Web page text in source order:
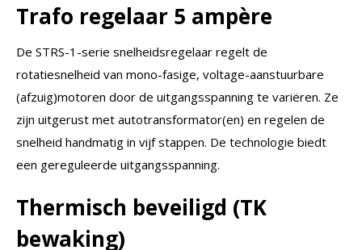
Trafo regelaar 5 ampère
De STRS-1-serie snelheidsregelaar regelt de
rotatiesnelheid van mono-fasige, voltage-aanstuurbare
(afzuig)motoren door de uitgangsspanning te variëren. Ze
zijn uitgerust met autotransformator(en) en regelen de
snelheid handmatig in vijf stappen. De technologie biedt
een gereguleerde uitgangsspanning.
Thermisch beveiligd (TK
bewaking)